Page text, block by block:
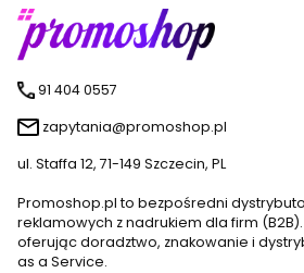
91 404 0557
zapytania@promoshop.pl
ul. Staffa 12, 71-149 Szczecin, PL
Promoshop.pl to bezpośredni
reklamowych z nadrukiem dla firm (B2B).
oferując doradztwo, znakowanie i
as a Service.